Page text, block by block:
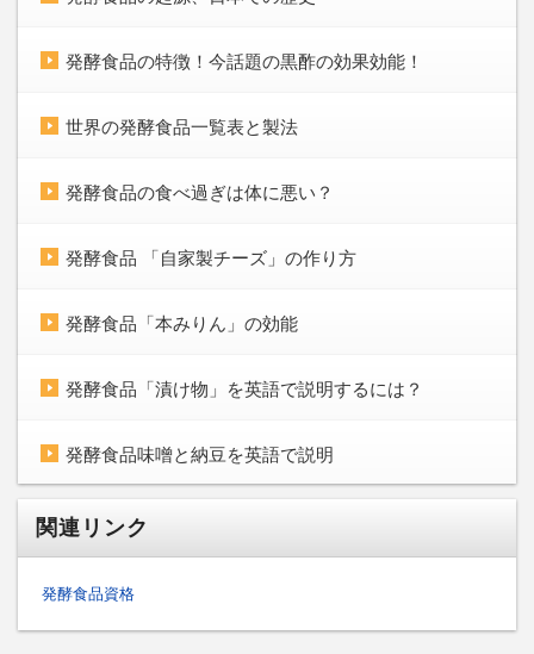
発酵食品の特徴！今話題の黒酢の効果効能！
世界の発酵食品一覧表と製法
発酵食品の食べ過ぎは体に悪い？
発酵食品 「自家製チーズ」の作り方
発酵食品「本みりん」の効能
発酵食品「漬け物」を英語で説明するには？
発酵食品味噌と納豆を英語で説明
関連リンク
発酵食品資格